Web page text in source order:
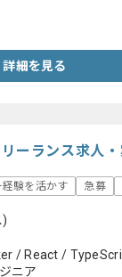
詳細を見る
ーランス求人
経験を活かす 急募
/ React /
ニア